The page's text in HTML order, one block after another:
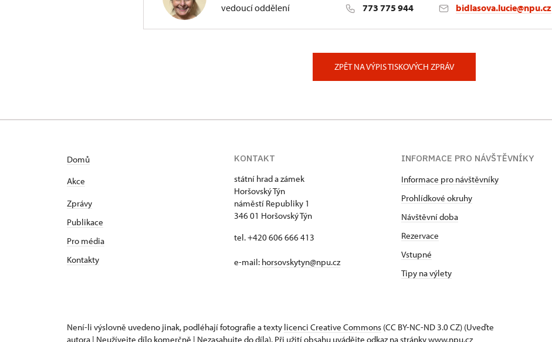
vedoucí oddělení 773 775 944 bidlasova.lucie@npu.cz
ZPĚT NA VÝPIS TISKOVÝCH ZPRÁV
Domů
Akce
Zprávy
Publikace
Pro média
Kontakty
KONTAKT
státní hrad a zámek
Horšovský Týn
náměstí Republiky 1
346 01 Horšovský Týn
tel. +420 606 666 413
e-mail: horsovskytyn@npu.cz
INFORMACE PRO NÁVŠTĚVNÍKY
Informace pro návštěvníky
Prohlídkové okruhy
Návštěvní doba
Rezervace
Vstupné
Tipy na výlety
Není-li výslovně uvedeno jinak, podléhají fotografie a texty licenci Creative Commons (CC BY-NC-ND 3.0 CZ) (Uveďte
autora | Neužívejte dílo komerčně | Nezasahujte do díla). Při užití obsahu uvádějte odkaz na stránky www.npu.cz